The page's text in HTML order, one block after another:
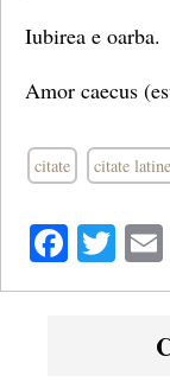
Iubirea e oarba.
Amor caecus
citate citate latine